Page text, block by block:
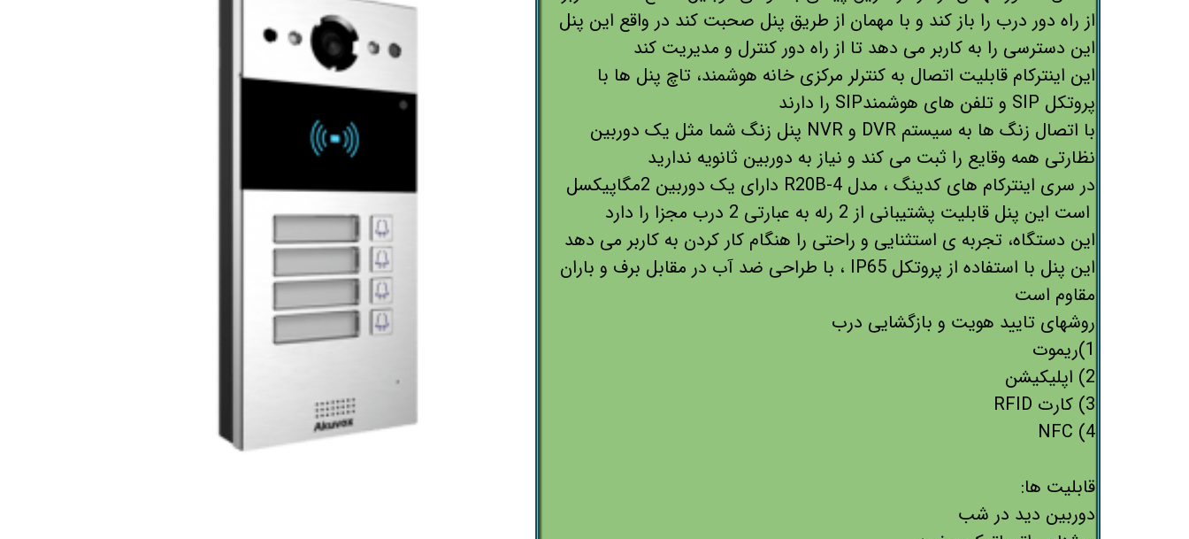
از راه دور درب را باز کند و با مهمان از طریق پنل صحبت کند در واقع این پنل
این دسترسی را به کاربر می دهد تا از راه دور کنترل و مدیریت کند
این اینترکام قابلیت اتصال به کنترلر مرکزی خانه هوشمند، تاچ پنل ها با
پروتکل SIP و تلفن های هوشمندSIP را دارند
با اتصال زنگ ها به سیستم DVR و NVR پنل زنگ شما مثل یک دوربین
نظارتی همه وقایع را ثبت می کند و نیاز به دوربین ثانویه ندارید
در سری اینترکام های کدینگ ، مدل R20B-4 دارای یک دوربین 2مگاپیکسل
است این پنل قابلیت پشتیبانی از 2 رله به عبارتی 2 درب مجزا را دارد
این دستگاه، تجربه ی استثنایی و راحتی را هنگام کار کردن به کاربر می دهد
این پنل با استفاده از پروتکل IP65 ، با طراحی ضد آب در مقابل برف و باران
مقاوم است
روشهای تایید هویت و بازگشایی درب
1)ریموت
2) اپلیکیشن
3) کارت RFID
4) NFC
قابلیت ها:
دوربین دید در شب